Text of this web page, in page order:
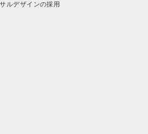
ルデザインの採用